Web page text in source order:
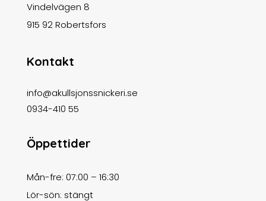
Vindelvägen 8
915 92 Robertsfors
Kontakt
info@akullsjonssnickeri.se
0934-410 55
Öppettider
Mån-fre: 07:00 – 16:30
Lör-sön: stängt